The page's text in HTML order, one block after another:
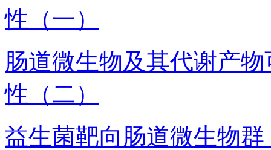
性（一）
肠道微生物及其代谢产
性（二）
益生菌靶向肠道微生物